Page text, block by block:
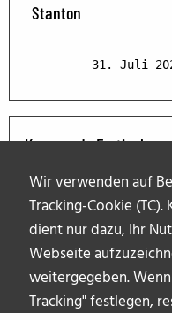
Wir verwenden auf
Tracking-Cookie
dient nur dazu, Ihr
Webseite
weitergegeben.
Tracking" festlegen,
Stanton
31. Juli
Kommende Festivals